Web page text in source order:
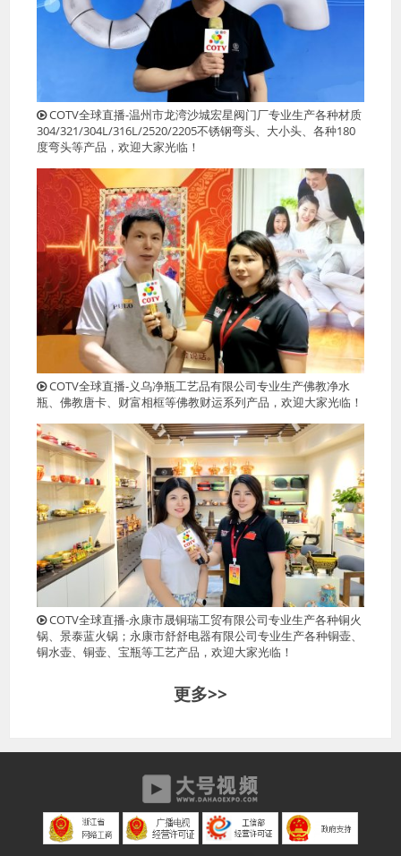
COTV全球直播-温州市龙湾沙城宏星阀门厂专业生产各种材质
304/321/304L/316L/2520/2205不锈钢弯头、大小头、各种180
度弯头等产品，欢迎大家光临！
COTV全球直播-义乌净瓶工艺品有限公司专业生产佛教净水
瓶、佛教唐卡、财富相框等佛教财运系列产品，欢迎大家光临！
COTV全球直播-永康市晟铜瑞工贸有限公司专业生产各种铜火
锅、景泰蓝火锅；永康市舒舒电器有限公司专业生产各种铜壶、
铜水壶、铜壶、宝瓶等工艺产品，欢迎大家光临！
更多>>